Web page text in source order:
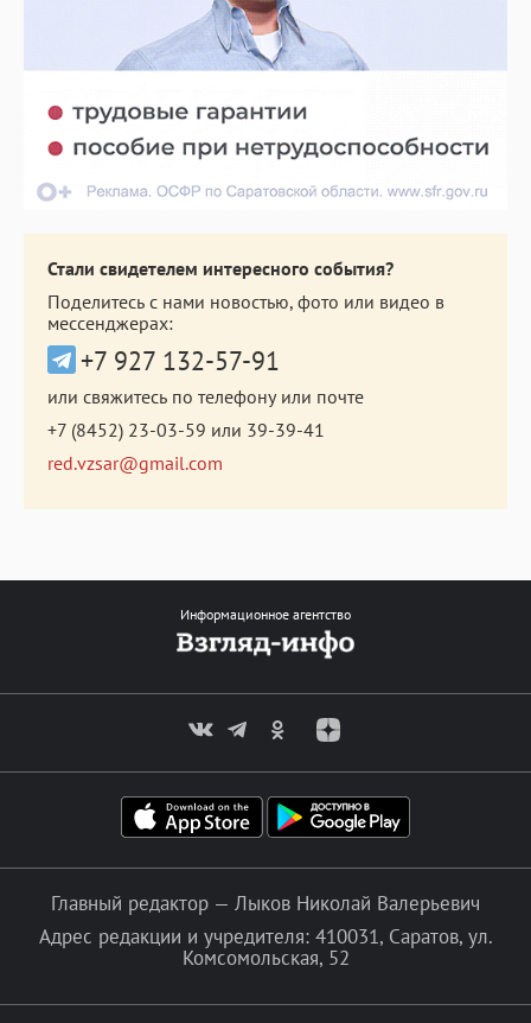
Стали свидетелем интересного события?
Поделитесь с нами новостью, фото или видео в
мессенджерах:
+7 927 132-57-91
или свяжитесь по телефону или почте
+7 (8452) 23-03-59 или 39-39-41
red.vzsar@gmail.com
Информационное агентство
Главный редактор — Лыков Николай Валерьевич
Адрес редакции и учредителя: 410031, Саратов, ул.
Комсомольская, 52